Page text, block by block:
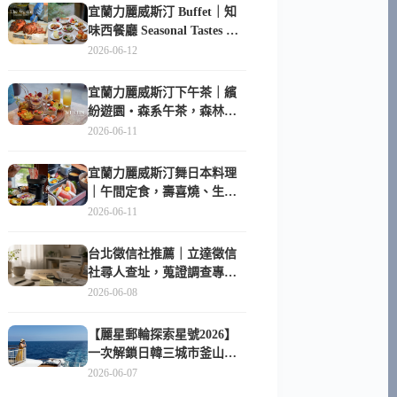
宜蘭力麗威斯汀 Buffet｜知
味西餐廳 Seasonal Tastes 晚
餐早餐吃什麼？
2026-06-12
宜蘭力麗威斯汀下午茶｜繽
紛遊園・森系午茶，森林系
甜點超好拍
2026-06-11
宜蘭力麗威斯汀舞日本料理
｜午間定食，壽喜燒、生魚
片與日式包廂空間
2026-06-11
台北徵信社推薦｜立達徵信
社尋人查址，蒐證調查專家
陪你找回失聯的家人
2026-06-08
【麗星郵輪探索星號2026】
一次解鎖日韓三城市釜山、
長崎、那霸｜餐點升級、表
2026-06-07